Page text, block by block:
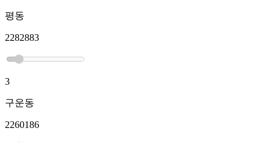
평동
2282883
3
구운동
2260186